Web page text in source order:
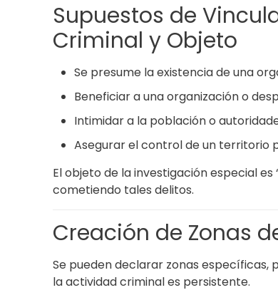
Supuestos de
Criminal y Objeto
Se presume la existencia de una
Beneficiar a una organización o
Intimidar a la población o
Asegurar el control de un territorio
El objeto de la investigación especial
cometiendo tales delitos.
Creación de Zonas
Se pueden declarar zonas específicas,
la actividad criminal es persistente.